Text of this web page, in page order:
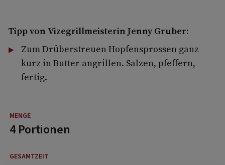
Tipp von Vizegrillmeisterin Jenny Gruber:
Zum Drüberstreuen Hopfensprossen ganz
kurz in Butter angrillen. Salzen, pfeffern,
fertig.
4 Portionen